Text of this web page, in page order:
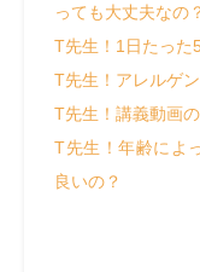
っても大丈夫なの
T先生！1日たった
T先生！アレルゲ
T先生！講義動画
T先生！年齢によ
良いの？